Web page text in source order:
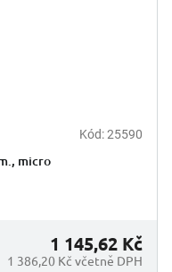
Kód:25590
micro
1 386,20 Kč včetně DPH
1 145,62 Kč